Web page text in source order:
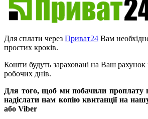
Для сплати через Приват24 Вам
простих кроків.
Кошти будуть зараховані на Ваш
робочих днів.
Для того, щоб ми побачили
надіслати нам копію квитанції на
або Viber